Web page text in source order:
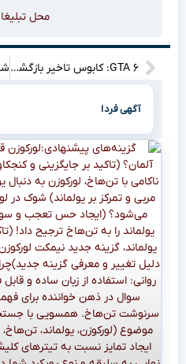
محل
GTA ۶: کابوس تاخیر بازگشته؟!”
آگهی فردا